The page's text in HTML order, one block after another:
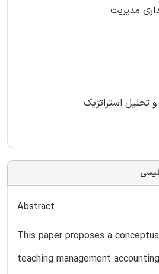
Abstract
This paper proposes a
teaching management